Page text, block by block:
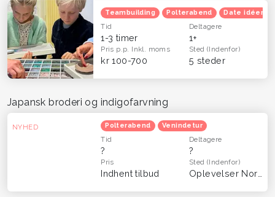
Teambuilding Polterabend Date idéer
Tid
1-3 timer
Deltagere
1+
Pris p.p. Inkl. moms
kr 100-700
Sted(Indenfor)
5 steder
NYHED
Japansk broderi og indigofarvning
Polterabend Venindetur
Tid
?
Deltagere
?
Pris
Indhent tilbud
Sted(Indenfor)